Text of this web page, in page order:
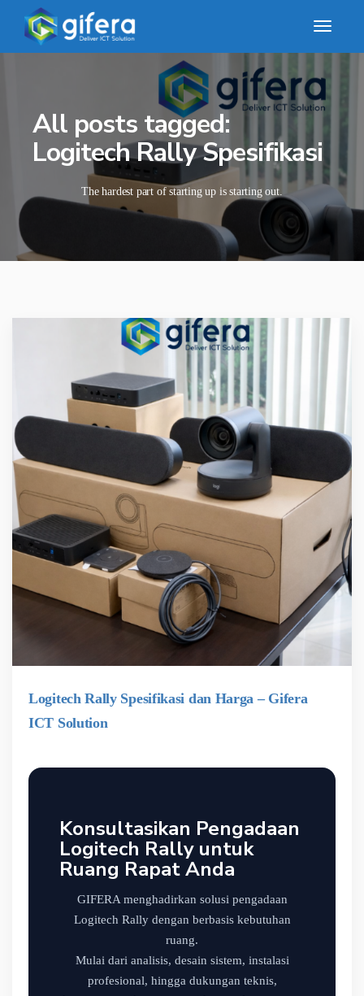
All posts tagged:
Logitech Rally Spesifikasi
The hardest part of starting up is starting out.
Logitech Rally Spesifikasi dan Harga – Gifera
ICT Solution
Konsultasikan Pengadaan
Logitech Rally untuk
Ruang Rapat Anda
GIFERA menghadirkan solusi pengadaan
Logitech Rally dengan berbasis kebutuhan
ruang.
Mulai dari analisis, desain sistem, instalasi
profesional, hingga dukungan teknis,